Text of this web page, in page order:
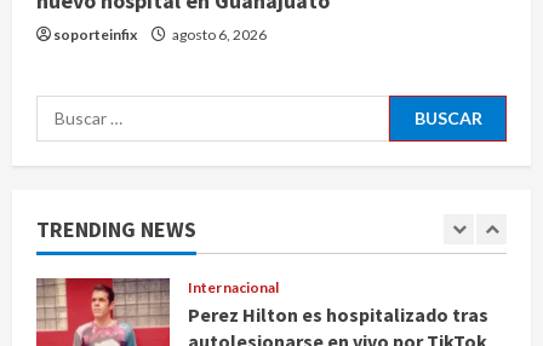
soporteinfix agosto 6, 2026
Buscar:
TRENDING NEWS
Carrizo deja sin agua a 147 colonias
1
Internacional
Perez Hilton es hospitalizado tras
autolesionarse en vivo por TikTok